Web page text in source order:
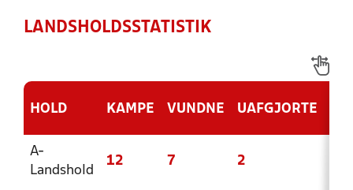
LANDSHOLDSSTATISTIK
HOLD KAMPE VUNDNE UAFGJORTE
A-
Landshold
12 7 2